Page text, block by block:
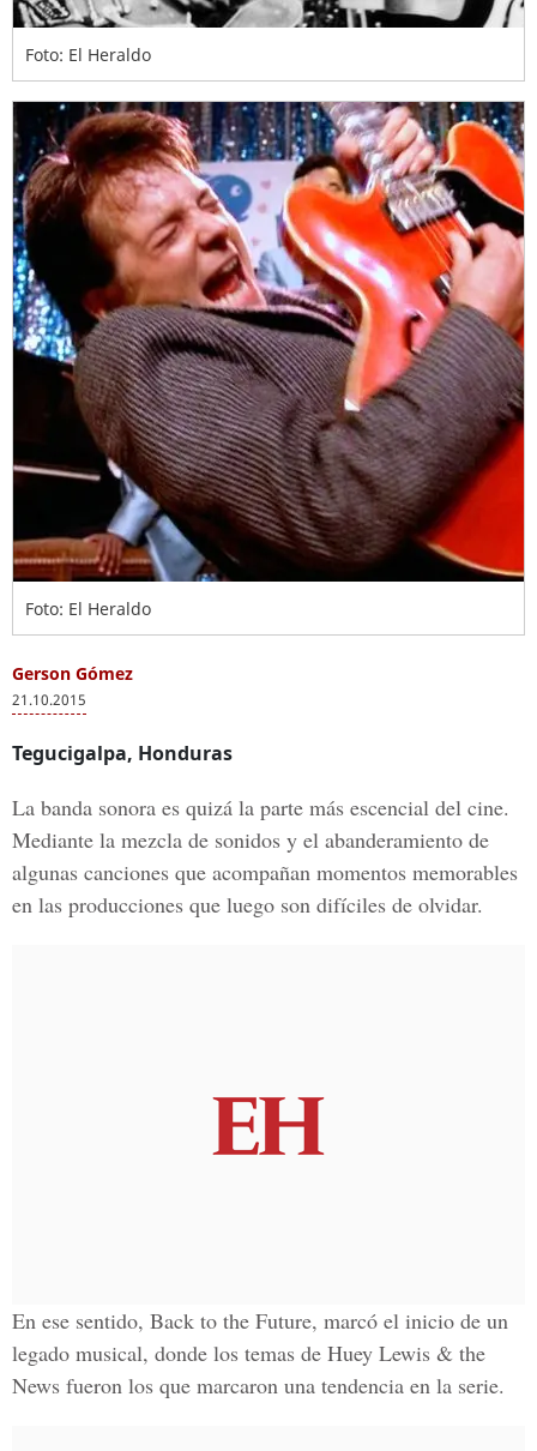
Foto: El Heraldo
Foto: El Heraldo
Gerson Gómez
21.10.2015
Tegucigalpa, Honduras
La banda sonora es quizá la parte más escencial del cine.
Mediante la mezcla de sonidos y el abanderamiento de
algunas canciones que acompañan momentos memorables
en las producciones que luego son difíciles de olvidar.
En ese sentido, Back to the Future, marcó el inicio de un
legado musical, donde los temas de Huey Lewis & the
News fueron los que marcaron una tendencia en la serie.